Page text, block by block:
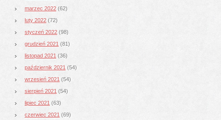
marzec 2022 (62)
luty 2022 (72)
styczeń 2022 (98)
grudzień 2021 (81)
listopad 2021 (36)
październik 2021 (54)
wrzesień 2021 (54)
sierpień 2021 (54)
lipiec 2021 (63)
czerwiec 2021 (69)